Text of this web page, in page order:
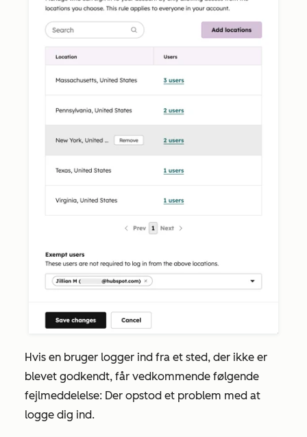
Hvis en bruger logger ind fra et sted, der ikke er
blevet godkendt, får vedkommende følgende
fejlmeddelelse: Der opstod et problem med at
logge dig ind.